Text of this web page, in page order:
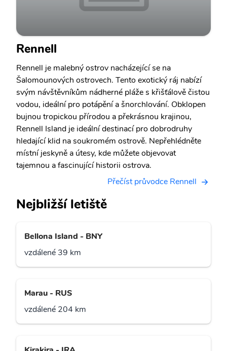
Rennell
Rennell je malebný ostrov nacházející se na
Šalomounových ostrovech. Tento exotický ráj nabízí
svým návštěvníkům nádherné pláže s křišťálově čistou
vodou, ideální pro potápění a šnorchlování. Obklopen
bujnou tropickou přírodou a překrásnou krajinou,
Rennell Island je ideální destinací pro dobrodruhy
hledající klid na soukromém ostrově. Nepřehlédněte
místní jeskyně a útesy, kde můžete objevovat
tajemnou a fascinující historii ostrova.
Přečíst průvodce Rennell
Nejbližší letiště
Bellona Island - BNY
vzdálené 39 km
Marau - RUS
vzdálené 204 km